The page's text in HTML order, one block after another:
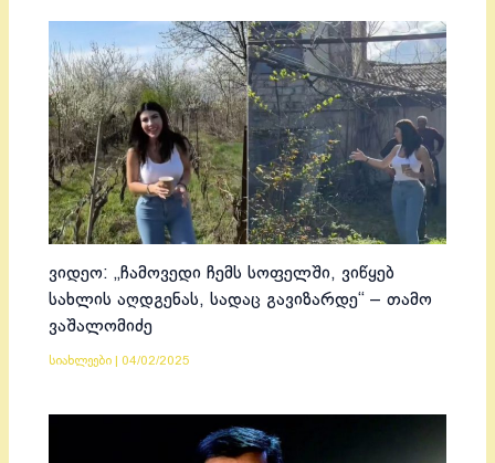
ვიდეო: „ჩამოვედი ჩემს სოფელში, ვიწყებ
სახლის აღდგენას, სადაც გავიზარდე“ – თამო
ვაშალომიძე
სიახლეები 04/02/2025